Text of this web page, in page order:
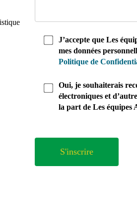
J’accepte que Les
mes données
Politique de
Oui, je souhaiterais
électroniques et
la part de Les
S'inscrire